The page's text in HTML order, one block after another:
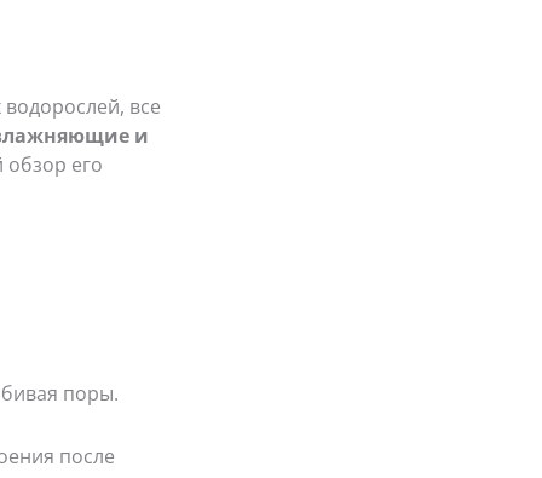
все
и
обзор его
поры.
после